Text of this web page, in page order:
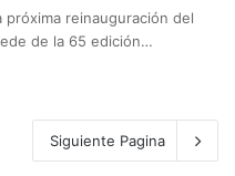
próxima reinauguración del
de la 65 edición…
Siguiente Pagina